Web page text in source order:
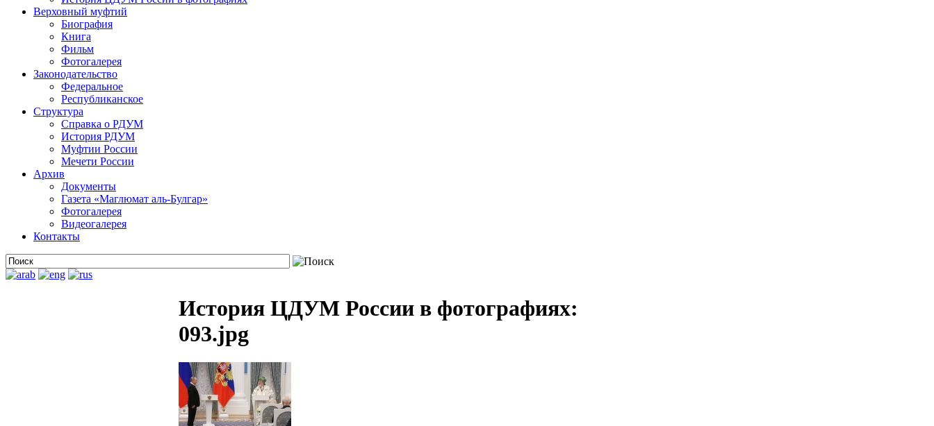
Верховный муфтий
Биография
Книга
Фильм
Фотогалерея
Законодательство
Федеральное
Республиканское
Структура
Справка о РДУМ
История РДУМ
Муфтии России
Мечети России
Архив
Документы
Газета «Маглюмат аль-Булгар»
Фотогалерея
Видеогалерея
Контакты
История ЦДУМ России в фотографиях:
093.jpg